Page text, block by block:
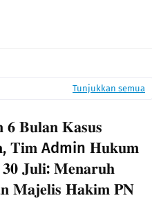
Tunjukkan semua
𝟔 𝐁𝐮𝐥𝐚𝐧 𝐊𝐚𝐬𝐮𝐬
𝐓𝐢𝐦 Admin 𝐇𝐮𝐤𝐮𝐦
𝐉𝐮𝐥𝐢: 𝐌𝐞𝐧𝐚𝐫𝐮𝐡
𝐌𝐚𝐣𝐞𝐥𝐢𝐬 𝐇𝐚𝐤𝐢𝐦 𝐏𝐍